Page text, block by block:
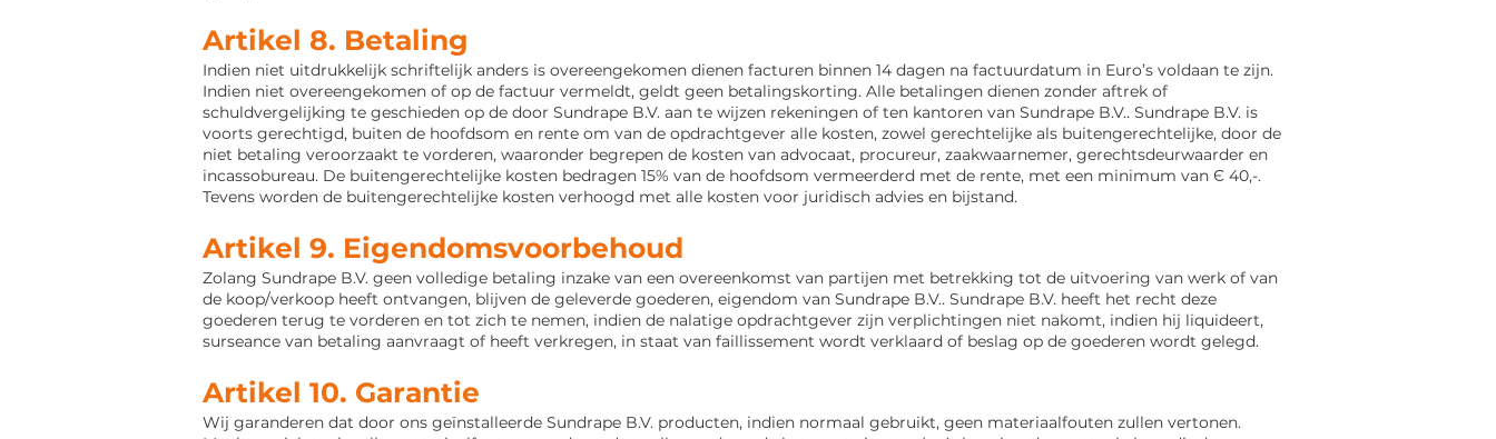
Artikel 8. Betaling
Indien niet uitdrukkelijk schriftelijk anders is overeengekomen dienen facturen binnen 14 dagen na factuurdatum in Euro’s voldaan te zijn.
Indien niet overeengekomen of op de factuur vermeldt, geldt geen betalingskorting. Alle betalingen dienen zonder aftrek of
schuldvergelijking te geschieden op de door Sundrape B.V. aan te wijzen rekeningen of ten kantoren van Sundrape B.V.. Sundrape B.V. is
voorts gerechtigd, buiten de hoofdsom en rente om van de opdrachtgever alle kosten, zowel gerechtelijke als buitengerechtelijke, door de
niet betaling veroorzaakt te vorderen, waaronder begrepen de kosten van advocaat, procureur, zaakwaarnemer, gerechtsdeurwaarder en
incassobureau. De buitengerechtelijke kosten bedragen 15% van de hoofdsom vermeerderd met de rente, met een minimum van Є 40,-.
Tevens worden de buitengerechtelijke kosten verhoogd met alle kosten voor juridisch advies en bijstand.
Artikel 9. Eigendomsvoorbehoud
Zolang Sundrape B.V. geen volledige betaling inzake van een overeenkomst van partijen met betrekking tot de uitvoering van werk of van
de koop/verkoop heeft ontvangen, blijven de geleverde goederen, eigendom van Sundrape B.V.. Sundrape B.V. heeft het recht deze
goederen terug te vorderen en tot zich te nemen, indien de nalatige opdrachtgever zijn verplichtingen niet nakomt, indien hij liquideert,
surseance van betaling aanvraagt of heeft verkregen, in staat van faillissement wordt verklaard of beslag op de goederen wordt gelegd.
Artikel 10. Garantie
Wij garanderen dat door ons geïnstalleerde Sundrape B.V. producten, indien normaal gebruikt, geen materiaalfouten zullen vertonen.